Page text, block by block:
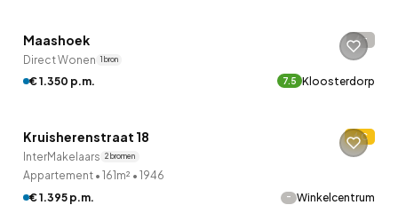
Maashoek -
Direct Wonen 1 bron
€ 1.350 p.m. 7.5 Kloosterdorp
QUICKLANE™
Kruisherenstraat 18 C
InterMakelaars 2 bronnen
Appartement • 161m² • 1946
€ 1.395 p.m.
- Winkelcentrum
QUICKLANE™
Woningcorporatie